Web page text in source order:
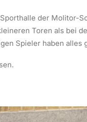
der Molitor-
Toren als bei
Spieler haben alles